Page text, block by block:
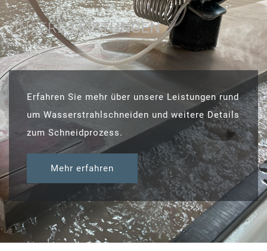
UNSERELEISTUNGEN
Erfahren Sie mehr über unsere Leistungen rund
um Wasserstrahlschneiden und weitere Details
zum Schneidprozess.
Mehr erfahren